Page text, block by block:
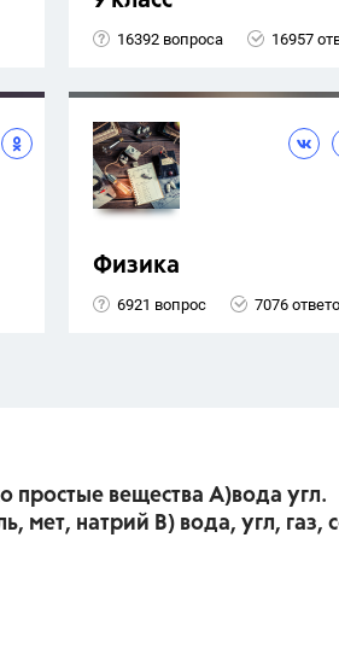
16392 вопроса 16957
Физика
6921 вопрос 7076
простые вещества А)вода угл.
мет, натрий В) вода, угл, газ,